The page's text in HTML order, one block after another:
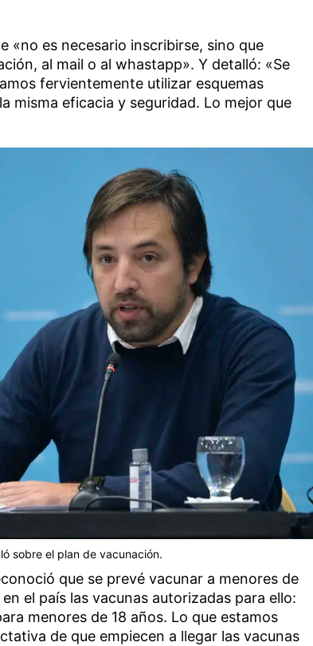
«no es necesario inscribirse, sino que
al mail o al whastapp». Y detalló: «Se
fervientemente utilizar esquemas
misma eficacia y seguridad. Lo mejor que
sobre el plan de vacunación.
que se prevé vacunar a menores de
el país las vacunas autorizadas para ello:
menores de 18 años. Lo que estamos
de que empiecen a llegar las vacunas